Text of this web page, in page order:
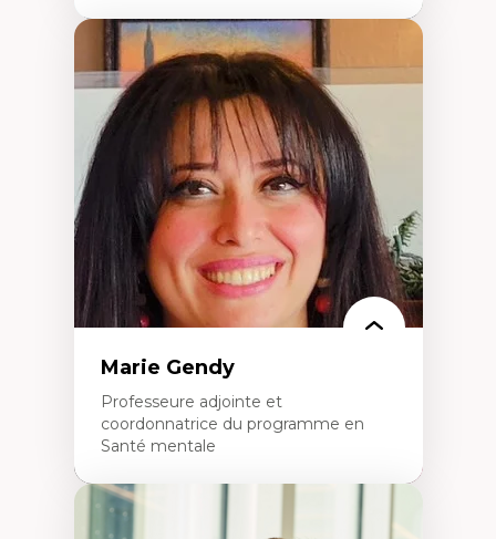
Expertises
Acceptabilité, acceptation et adoption des
technologies
Technologies d'apprentissage innovantes
Insertion professionnelle du nouveau
personnel enseignant
Construction identitaire en milieu
minoritaire francophone
Technologies éducatives pour la formation
continue
Marie Gendy
Professeure adjointe et
coordonnatrice du programme en
Santé mentale
Expertises